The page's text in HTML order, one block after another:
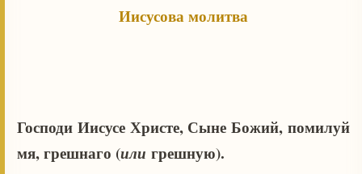
Иисусова молитва
Господи Иисусе Христе, Сыне Божий, помилуй
мя, грешнаго (или грешную).